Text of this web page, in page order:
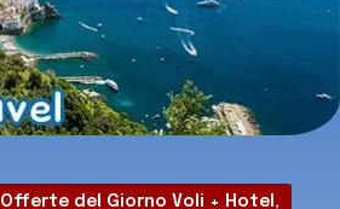
Offerte del Giorno Voli + Hotel ,